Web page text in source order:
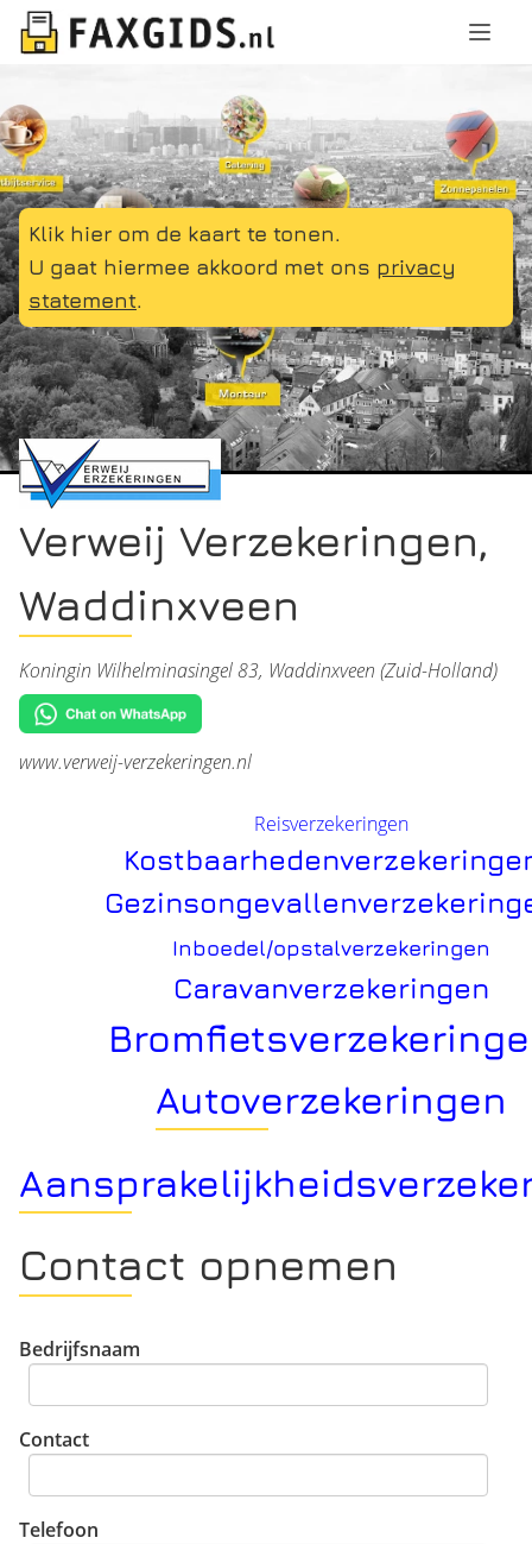
Klik hier om de kaart te tonen.
U gaat hiermee akkoord met ons privacy
statement.
Verweij Verzekeringen,
Waddinxveen
Koningin Wilhelminasingel 83, Waddinxveen (Zuid-Holland)
www.verweij-verzekeringen.nl
Reisverzekeringen
Inboedel/opstalverzekeringen
Caravanverzekeringen
Autoverzekeringen
Contact opnemen
Bedrijfsnaam
Contact
Telefoon